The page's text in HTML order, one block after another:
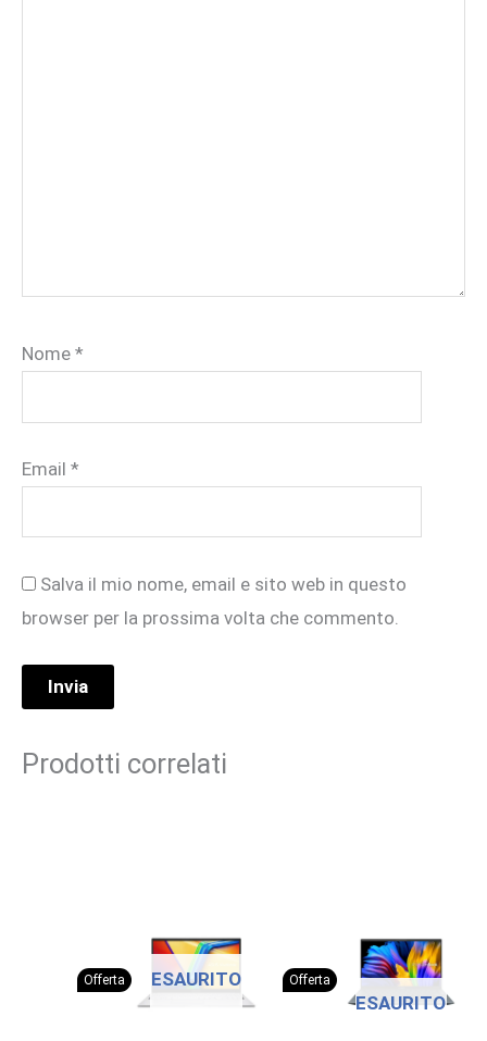
Nome *
Email *
Salva il mio nome, email e sito web in questo
browser per la prossima volta che commento.
Prodotti correlati
Offerta ESAURITO Offerta
ESAURITO